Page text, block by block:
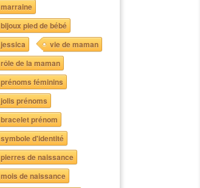
marraine
bijoux pied de bébé
jessica
vie de maman
rôle de la maman
prénoms féminins
jolis prénoms
bracelet prénom
symbole d'identité
pierres de naissance
mois de naissance